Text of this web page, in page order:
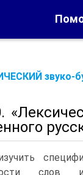
звуко-
слов